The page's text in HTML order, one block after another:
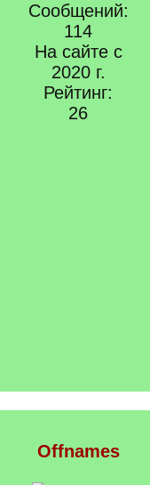
Сообщений:
114
На сайте с
2020 г.
Рейтинг:
26
Offnames